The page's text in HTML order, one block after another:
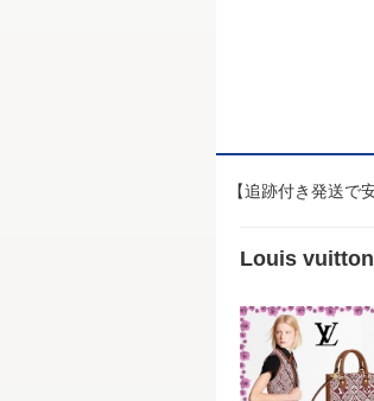
【追跡付き発送
Louis vuitton